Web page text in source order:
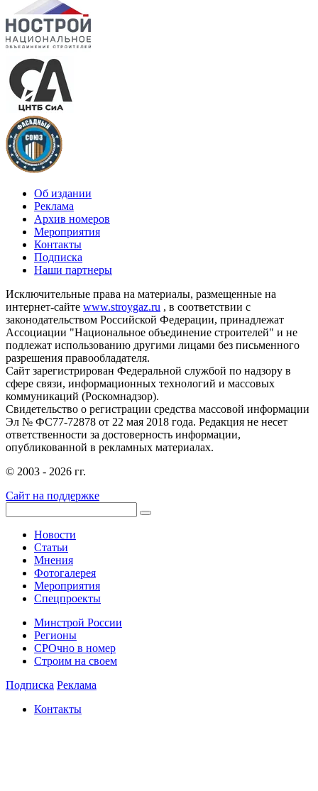
Об издании
Реклама
Архив номеров
Мероприятия
Контакты
Подписка
Наши партнеры
Исключительные права на материалы, размещенные на
интернет-сайте www.stroygaz.ru , в соответствии с
законодательством Российской Федерации, принадлежат
Ассоциации "Национальное объединение строителей" и не
подлежат использованию другими лицами без письменного
разрешения правообладателя.
Сайт зарегистрирован Федеральной службой по надзору в
сфере связи, информационных технологий и массовых
коммуникаций (Роскомнадзор).
Свидетельство о регистрации средства массовой информации
Эл № ФС77-72878 от 22 мая 2018 года. Редакция не несет
ответственности за достоверность информации,
опубликованной в рекламных материалах.
© 2003 - 2026 гг.
Сайт на поддержке
Новости
Статьи
Мнения
Фотогалерея
Мероприятия
Спецпроекты
Минстрой России
Регионы
СРОчно в номер
Строим на своем
Подписка Реклама
Контакты